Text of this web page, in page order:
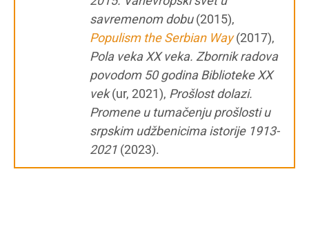
savremenom dobu(2015),
Populism the Serbian Way(2017),
Pola veka XX veka. Zbornik radova
povodom 50 godina Biblioteke XX
vek(ur, 2021), Prošlost dolazi.
Promene u tumačenju prošlosti u
srpskim udžbenicima istorije 1913-
2021 (2023).